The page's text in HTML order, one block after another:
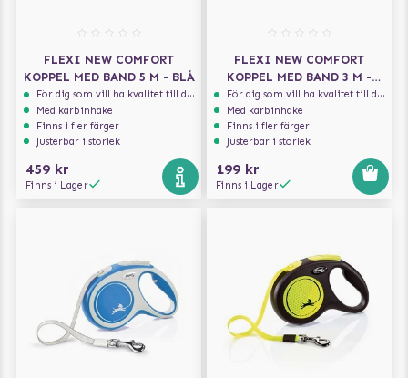
FLEXI NEW COMFORT
KOPPEL MED BAND 5 M - BLÅ
För dig som vill ha kvalitet till din hund!
Med karbinhake
Finns i fler färger
Justerbar i storlek
459 kr
Finns i Lager
FLEXI NEW COMFORT
KOPPEL MED BAND 3 M -
LJUSBLÅ
För dig som vill ha kvalitet till din hund!
Med karbinhake
Finns i fler färger
Justerbar i storlek
199 kr
Finns i Lager